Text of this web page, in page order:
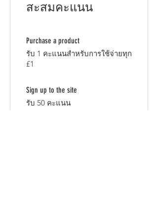
สะสมคะแนน
Purchase a product
รับ 1 คะแนนสำหรับการใช้จ่ายทุก
£1
Sign up to the site
รับ 50 คะแนน